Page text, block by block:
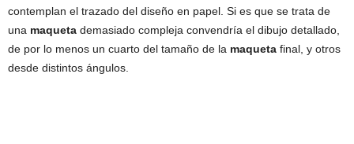
contemplan el trazado del diseño en papel. Si es que se trata de
una maqueta demasiado compleja convendría el dibujo detallado,
de por lo menos un cuarto del tamaño de la maqueta final, y otros
desde distintos ángulos.